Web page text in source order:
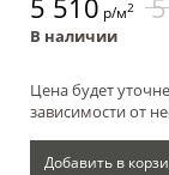
5 510 р/м2
В наличии
Цена будет
зависимости от
Добавить в